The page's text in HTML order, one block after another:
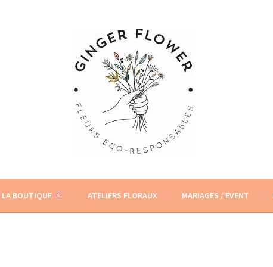
LA BOUTIQUE ATELIERS FLORAUX MARIAGES / EVENT